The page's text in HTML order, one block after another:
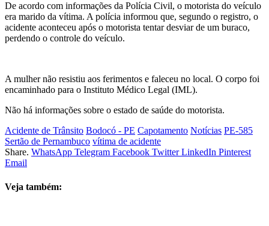
De acordo com informações da Polícia Civil, o motorista do veículo
era marido da vítima. A polícia informou que, segundo o registro, o
acidente aconteceu após o motorista tentar desviar de um buraco,
perdendo o controle do veículo.
A mulher não resistiu aos ferimentos e faleceu no local. O corpo foi
encaminhado para o Instituto Médico Legal (IML).
Não há informações sobre o estado de saúde do motorista.
Acidente de Trânsito Bodocó - PE Capotamento Notícias PE-585
Sertão de Pernambuco vítima de acidente
Share. WhatsApp Telegram Facebook Twitter LinkedIn Pinterest
Email
Veja também: